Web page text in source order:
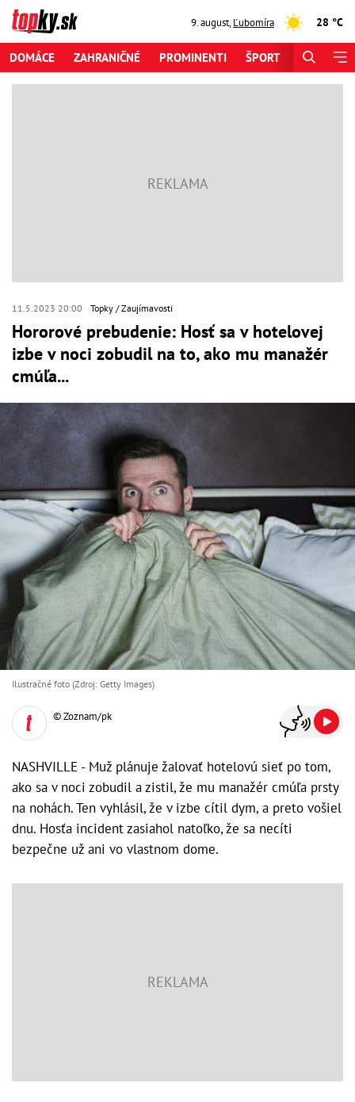
9. august,Ľubomíra 28 °C
DOMÁCE ZAHRANIČNÉ PROMINENTI ŠPORT
11.5.2023 20:00 Topky Zaujímavosti
Hororové prebudenie: Hosť sa v hotelovej
izbe v noci zobudil na to, ako mu manažér
cmúľa...
Ilustračné foto (Zdroj: Getty Images)
© Zoznam/pk
NASHVILLE - Muž plánuje žalovať hotelovú sieť po tom,
ako sa v noci zobudil a zistil, že mu manažér cmúľa prsty
na nohách. Ten vyhlásil, že v izbe cítil dym, a preto vošiel
dnu. Hosťa incident zasiahol natoľko, že sa necíti
bezpečne už ani vo vlastnom dome.